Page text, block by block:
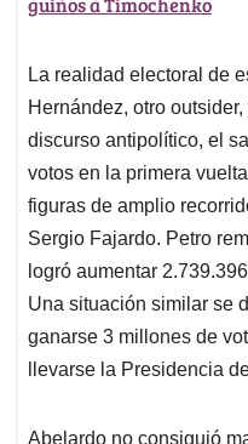
La realidad electoral de
Hernández, otro
discurso antipolítico, el
votos en la primera
figuras de amplio
Sergio Fajardo. Petro
logró aumentar
Una situación similar se
ganarse 3 millones de
llevarse la Presidencia
Abelardo no consiguió